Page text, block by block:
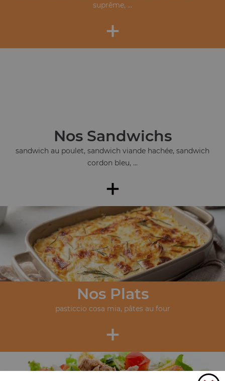
suprême, ...
+
Nos Sandwichs
sandwich au poulet, sandwich viande hachée, sandwich
cordon bleu, ...
+
Nos Plats
pasticcio cosa mia, pâtes au four
+